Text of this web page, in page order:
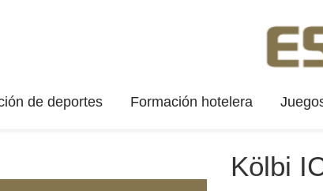
de deportes Formación hotelera
Kölbi